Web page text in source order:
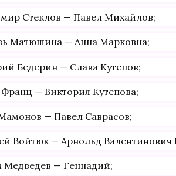
Стеклов — Павел Михайлов;
Матюшина — Анна Марковна;
Бедерин — Слава Кутепов;
— Виктория Кутепова;
— Павел Саврасов;
Войтюк — Арнольд Валентинович
Медведев — Геннадий;